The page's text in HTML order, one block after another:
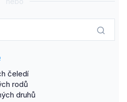
čeledí
rodů
druhů